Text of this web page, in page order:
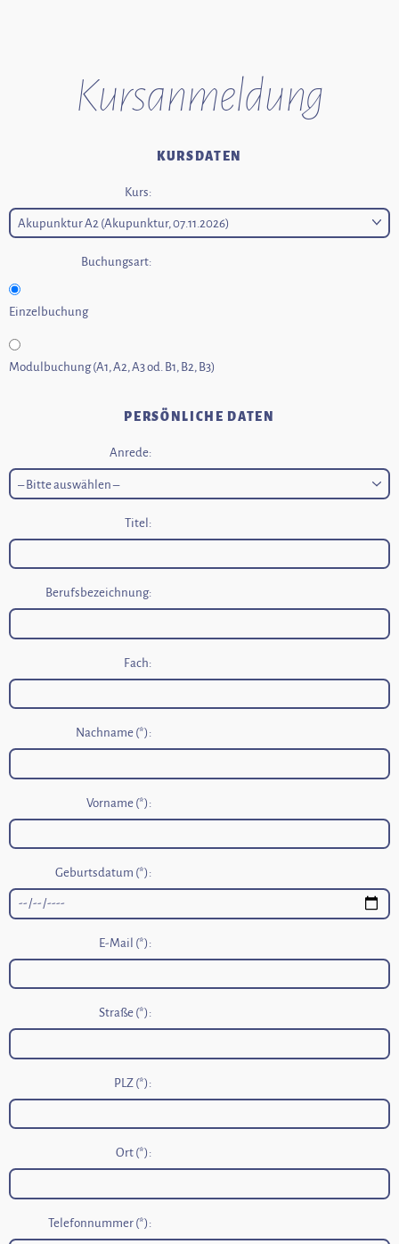
Kurs­anmeldung
KURSDATEN
Kurs:
Buchungsart:
Einzelbuchung
Modulbuchung (A1, A2, A3 od. B1, B2, B3)
PERSÖNLICHE DATEN
Anrede:
Titel:
Berufsbezeichnung:
Fach:
Nachname (*):
Vorname (*):
Geburtsdatum (*):
E-Mail (*):
Straße (*):
PLZ (*):
Ort (*):
Telefonnummer (*):